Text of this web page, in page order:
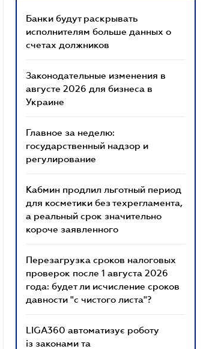
Банки будут раскрывать
исполнителям больше данных о
счетах должников
Законодательные изменения в
августе 2026 для бизнеса в
Украине
Главное за неделю:
государственный надзор и
регулирование
Кабмин продлил льготный период
для косметики без техрегламента,
а реальный срок значительно
короче заявленного
Перезагрузка сроков налоговых
проверок после 1 августа 2026
года: будет ли исчисление сроков
давности "с чистого листа"?
LIGA360 автоматизує роботу
із законами та